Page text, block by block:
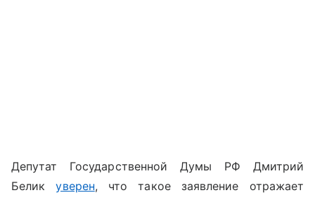
Депутат Государственной Думы РФ Дмитрий
Беликуверен, что такое заявление отражает